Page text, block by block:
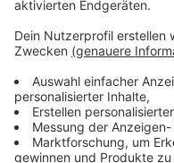
Video-
Wir
Daten
Details